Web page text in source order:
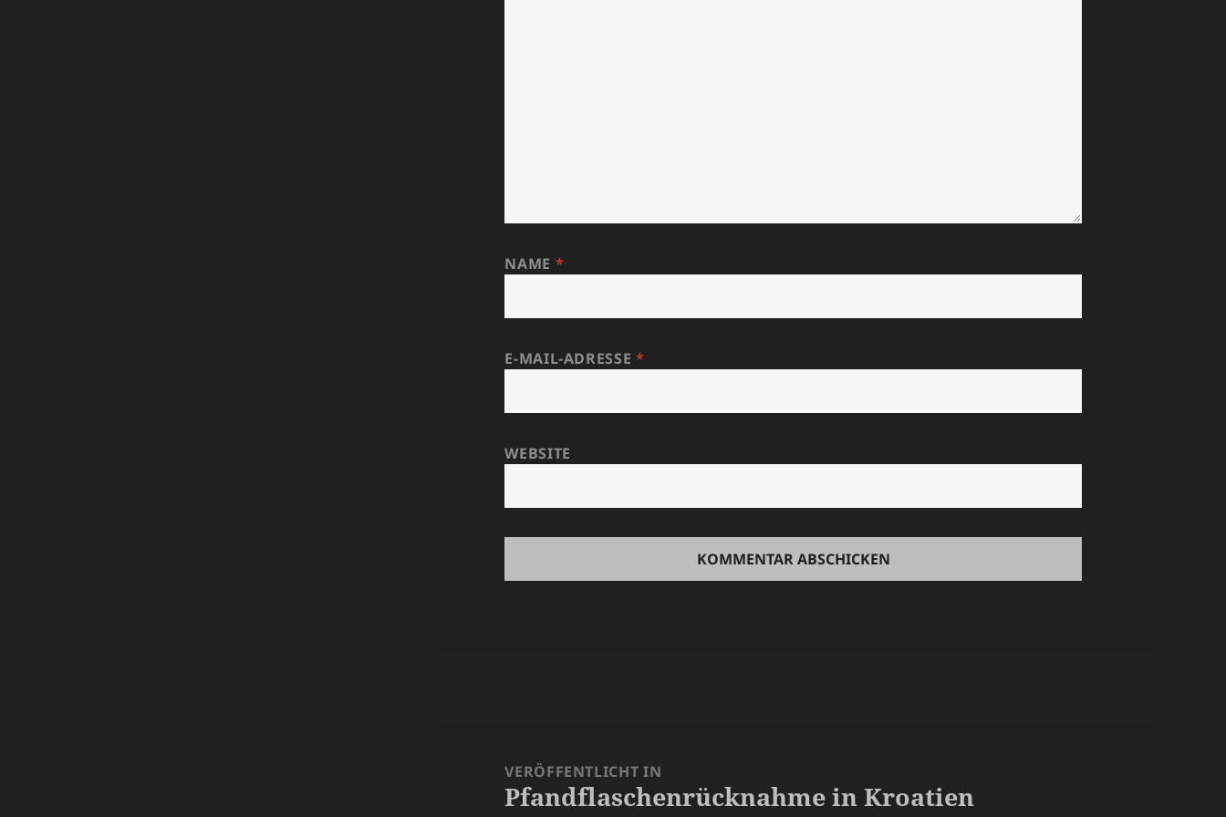
NAME *
E-MAIL-ADRESSE *
WEBSITE
VERÖFFENTLICHT IN
Pfandflaschenrücknahme in Kroatien